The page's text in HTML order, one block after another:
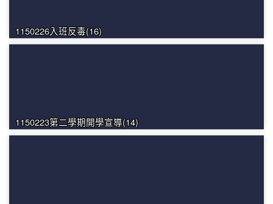
1150226入班反毒(16)
1150223第二學期開學宣導(14)